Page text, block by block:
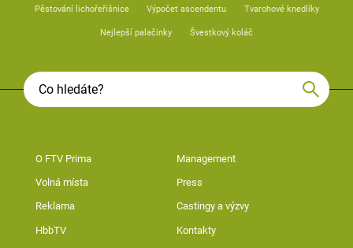
Pěstování lichořeřišnice Výpočet ascendentu Tvarohové knedlíky
Nejlepší palačinky Švestkový koláč
O FTV Prima Management
Volná místa Press
Reklama Castingy a výzvy
HbbTV Kontakty